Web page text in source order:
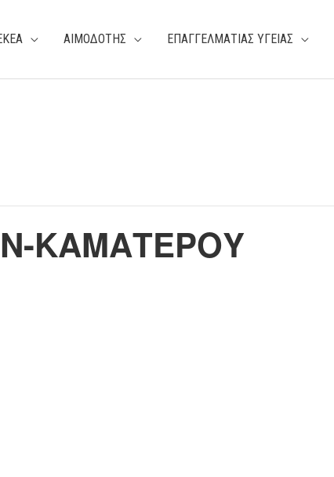
ΑΙΜΟΔΟΤΗΣ ΕΠΑΓΓΕΛΜΑΤΙΑΣ ΥΓΕΙΑΣ
ΚΑΜΑΤΕΡΟΥ